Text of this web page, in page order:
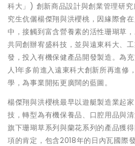
科大」) 創新商品設計與創業管理研
究生伉儷楊傑翔與洪櫻桃，因緣際會
中，接觸到富含營養素的活性珊瑚草
共同創辦宥盛科技，並與遠東科大、
發，投入有機保健產品開發製造。為
人1年多前進入遠東科大創新所再進修
學，為事業開拓更廣闊的藍圖。
楊傑翔與洪櫻桃最早以遊艇製造業起
技，轉型為有機保養品、口腔用品與
旗下珊瑚草系列與蘭花系列的產品獲
項的肯定，包含2018年的日內瓦國際